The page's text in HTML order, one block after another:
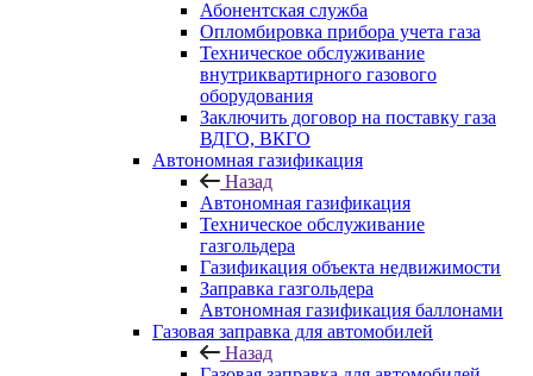
Абонентская служба
Опломбировка прибора учета газа
Техническое обслуживание
внутриквартирного газового
оборудования
Заключить договор на поставку газа
ВДГО, ВКГО
Автономная газификация
Назад
Автономная газификация
Техническое обслуживание
газгольдера
Газификация объекта недвижимости
Заправка газгольдера
Автономная газификация баллонами
Газовая заправка для автомобилей
Назад